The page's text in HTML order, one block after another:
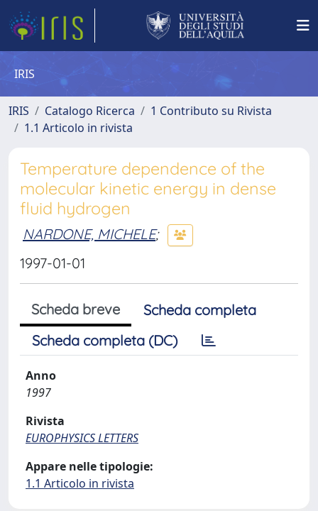
IRIS
IRIS Catalogo Ricerca
1 Contributo su Rivista
1.1 Articolo in rivista
Temperature dependence of the
molecular kinetic energy in dense
fluid hydrogen
NARDONE, MICHELE;
1997-01-01
Scheda breve
Scheda completa
Scheda completa (DC)
Anno
1997
Rivista
EUROPHYSICS LETTERS
Appare nelle tipologie:
1.1 Articolo in rivista